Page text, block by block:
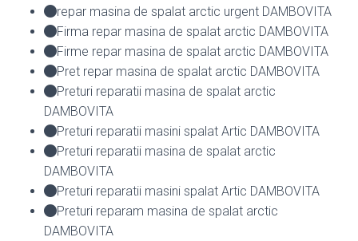
repar masina de spalat arctic urgent DAMBOVITA
Firma repar masina de spalat arctic DAMBOVITA
Firme repar masina de spalat arctic DAMBOVITA
Pret repar masina de spalat arctic DAMBOVITA
Preturi reparatii masina de spalat arctic
DAMBOVITA
Preturi reparatii masini spalat Artic DAMBOVITA
Preturi reparatii masina de spalat arctic
DAMBOVITA
Preturi reparatii masini spalat Artic DAMBOVITA
Preturi reparam masina de spalat arctic
DAMBOVITA